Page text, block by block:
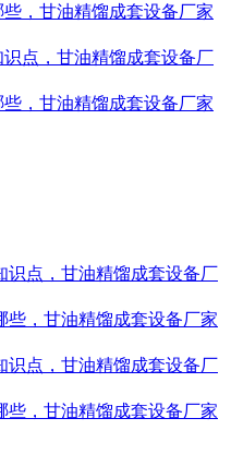
，甘油精馏成套设备厂家
点，甘油精馏成套设备厂
，甘油精馏成套设备厂家
识点，甘油精馏成套设备厂
些，甘油精馏成套设备厂家
识点，甘油精馏成套设备厂
些，甘油精馏成套设备厂家